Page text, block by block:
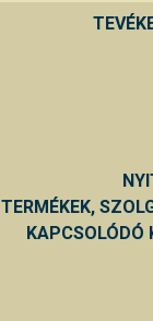
TERMÉKEK,
KAPCSOLÓDÓ